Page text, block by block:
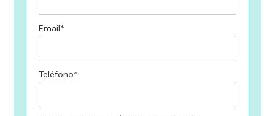
Email*
Teléfono*